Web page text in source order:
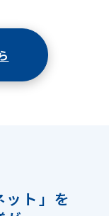
ト」を